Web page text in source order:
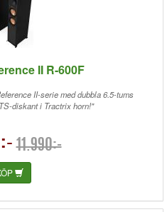
II R-600F
II-serie med dubbla 6.5-tums
diskant i Tractrix horn!"
11.990:-